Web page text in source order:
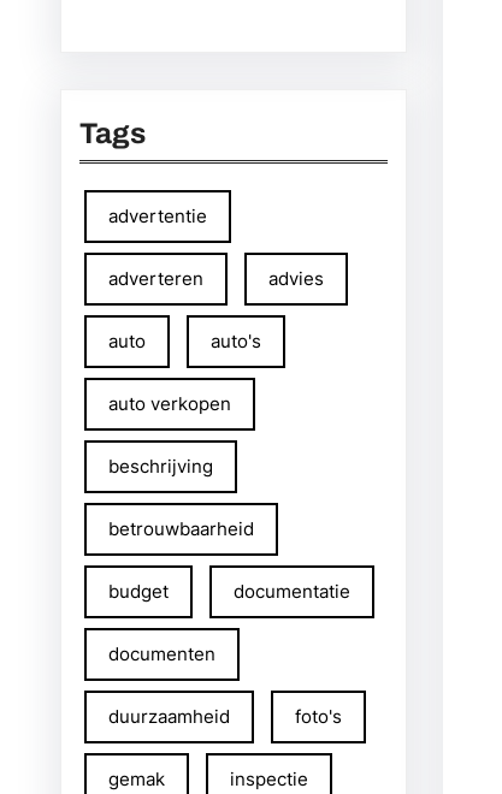
Tags
advertentie
adverteren advies
auto auto's
auto verkopen
beschrijving
betrouwbaarheid
budget documentatie
documenten
duurzaamheid foto's
gemak inspectie